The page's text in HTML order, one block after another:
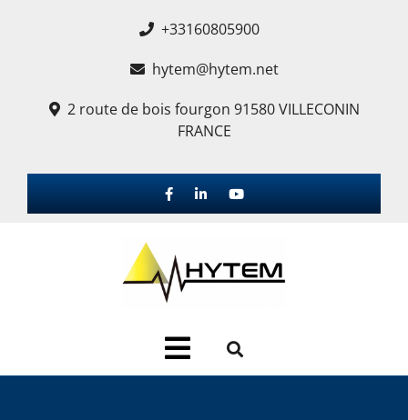
+33160805900
hytem@hytem.net
2 route de bois fourgon 91580 VILLECONIN
FRANCE